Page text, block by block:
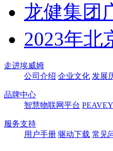
龙健集团
2023年北
走进埃威姆
公司介绍 企业文化 发展
品牌中心
智慧物联网平台 PEAVEY
服务支持
用户手册 驱动下载 常见